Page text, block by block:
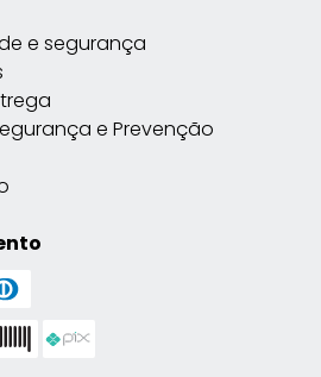
e segurança
e Prevenção